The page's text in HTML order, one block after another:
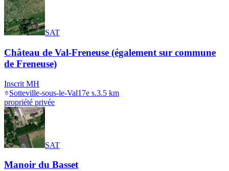
SAT
Château de Val-Freneuse (également sur commune
de Freneuse)
Inscrit MH
Sotteville-sous-le-Val17e s.3.5 km
propriété privée
SAT
Manoir du Basset